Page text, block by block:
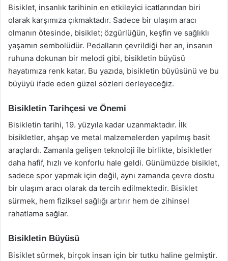
Bisiklet, insanlık tarihinin en etkileyici icatlarından biri
olarak karşımıza çıkmaktadır. Sadece bir ulaşım aracı
olmanın ötesinde, bisiklet; özgürlüğün, keşfin ve sağlıklı
yaşamın sembolüdür. Pedalların çevrildiği her an, insanın
ruhuna dokunan bir melodi gibi, bisikletin büyüsü
hayatımıza renk katar. Bu yazıda, bisikletin büyüsünü ve bu
büyüyü ifade eden güzel sözleri derleyeceğiz.
Bisikletin Tarihçesi ve Önemi
Bisikletin tarihi, 19. yüzyıla kadar uzanmaktadır. İlk
bisikletler, ahşap ve metal malzemelerden yapılmış basit
araçlardı. Zamanla gelişen teknoloji ile birlikte, bisikletler
daha hafif, hızlı ve konforlu hale geldi. Günümüzde bisiklet,
sadece spor yapmak için değil, aynı zamanda çevre dostu
bir ulaşım aracı olarak da tercih edilmektedir. Bisiklet
sürmek, hem fiziksel sağlığı artırır hem de zihinsel
rahatlama sağlar.
Bisikletin Büyüsü
Bisiklet sürmek, birçok insan için bir tutku haline gelmiştir.